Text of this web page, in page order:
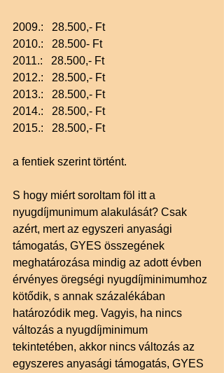
2009.:   28.500,- Ft
2010.:   28.500- Ft
2011.:   28.500,- Ft
2012.:   28.500,- Ft
2013.:   28.500,- Ft
2014.:   28.500,- Ft
2015.:   28.500,- Ft
a fentiek szerint történt.
S hogy miért soroltam föl itt a
nyugdíjmunimum alakulását? Csak
azért, mert az egyszeri anyasági
támogatás, GYES összegének
meghatározása mindig az adott évben
érvényes öregségi nyugdíjminimumhoz
kötődik, s annak százalékában
határozódik meg. Vagyis, ha nincs
változás a nyugdíjminimum
tekintetében, akkor nincs változás az
egyszeres anyasági támogatás, GYES